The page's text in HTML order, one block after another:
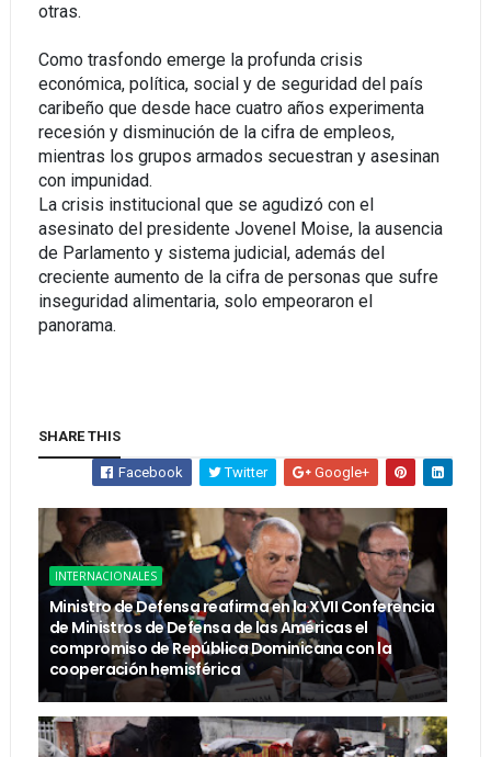
otras.
Como trasfondo emerge la profunda crisis
económica, política, social y de seguridad del país
caribeño que desde hace cuatro años experimenta
recesión y disminución de la cifra de empleos,
mientras los grupos armados secuestran y asesinan
con impunidad.
La crisis institucional que se agudizó con el
asesinato del presidente Jovenel Moise, la ausencia
de Parlamento y sistema judicial, además del
creciente aumento de la cifra de personas que sufre
inseguridad alimentaria, solo empeoraron el
panorama.
SHARE THIS
Facebook Twitter Google+
INTERNACIONALES
Ministro de Defensa reafirma en la XVII Conferencia
de Ministros de Defensa de las Américas el
compromiso de República Dominicana con la
cooperación hemisférica